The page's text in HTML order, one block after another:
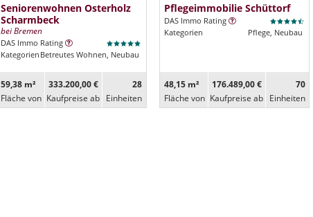
Seniorenwohnen Osterholz
Scharmbeck
bei Bremen
DAS Immo Rating
Kategorien Betreutes Wohnen, Neubau
59,38 m²
Fläche von
333.200,00 €
Kaufpreise ab
28
Ein­heiten
Pflegeimmobilie Schüttorf
DAS Immo Rating
Kategorien
Pflege, Neubau
48,15 m²
Fläche von
176.489,00 €
Kaufpreise ab
70
Ein­heiten